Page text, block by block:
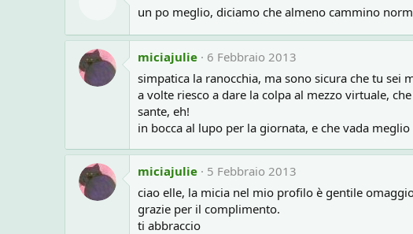
un po meglio, diciamo che almeno cammino
miciajulie
6 Febbraio 2013
simpatica la ranocchia, ma sono sicura che tu
a volte riesco a dare la colpa al mezzo virtuale,
sante, eh!
in bocca al lupo per la giornata, e che vada
miciajulie
5 Febbraio 2013
ciao elle, la micia nel mio profilo è gentile
grazie per il complimento.
ti abbraccio